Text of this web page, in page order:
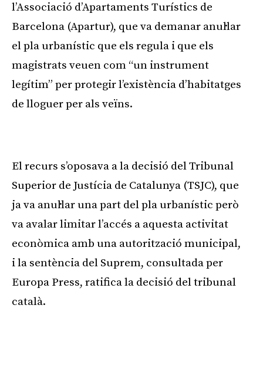
l’Associació d’Apartaments Turístics de
Barcelona (Apartur), que va demanar anul·lar
el pla urbanístic que els regula i que els
magistrats veuen com “un instrument
legítim” per protegir l’existència d’habitatges
de lloguer per als veïns.
El recurs s’oposava a la decisió del Tribunal
Superior de Justícia de Catalunya (TSJC), que
ja va anul·lar una part del pla urbanístic però
va avalar limitar l’accés a aquesta activitat
econòmica amb una autorització municipal,
i la sentència del Suprem, consultada per
Europa Press, ratifica la decisió del tribunal
català.